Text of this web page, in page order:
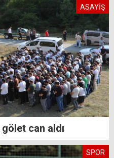
ASAYİŞ
can aldı
SPOR